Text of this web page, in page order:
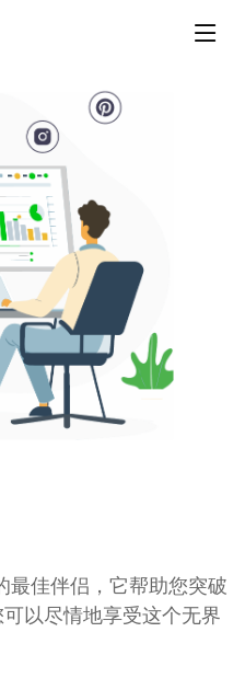
最佳伴侣，它帮助您突破
以尽情地享受这个无界